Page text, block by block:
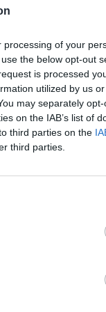
of your
the below opt-out
is processed
utilized by us
may separately
on the IAB’s list of
third parties on the
third parties.
il duro
(una
si
il
figlio
suo
l'abilità
States?